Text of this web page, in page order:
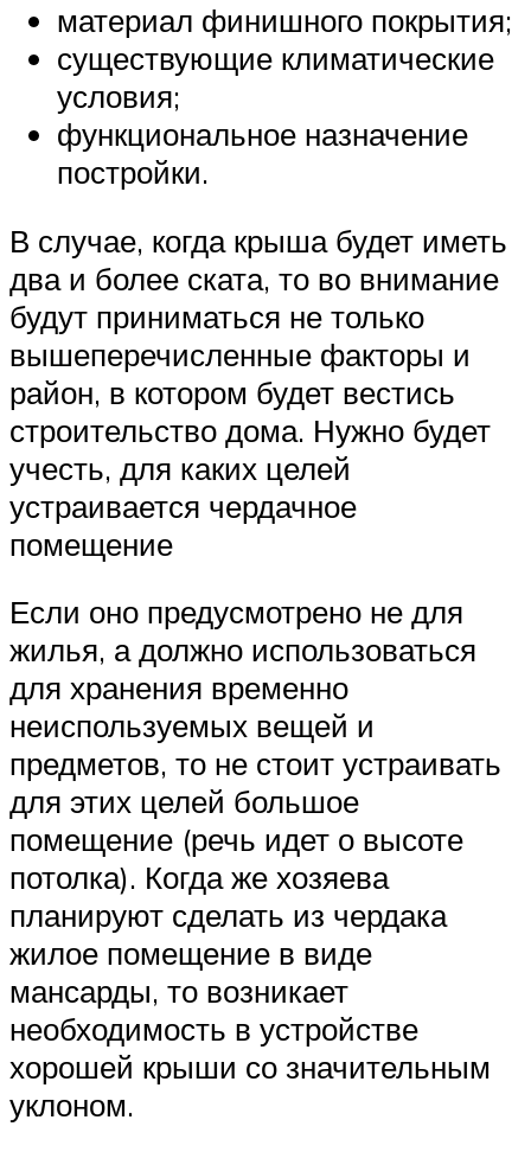
материал финишного покрытия;
существующие климатические
условия;
функциональное назначение
постройки.
В случае, когда крыша будет иметь
два и более ската, то во внимание
будут приниматься не только
вышеперечисленные факторы и
район, в котором будет вестись
строительство дома. Нужно будет
учесть, для каких целей
устраивается чердачное
помещение
Если оно предусмотрено не для
жилья, а должно использоваться
для хранения временно
неиспользуемых вещей и
предметов, то не стоит устраивать
для этих целей большое
помещение (речь идет о высоте
потолка). Когда же хозяева
планируют сделать из чердака
жилое помещение в виде
мансарды, то возникает
необходимость в устройстве
хорошей крыши со значительным
уклоном.